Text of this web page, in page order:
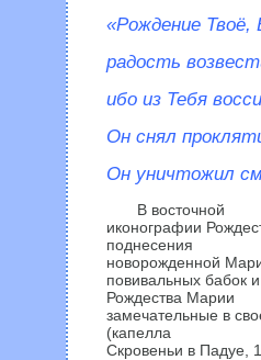
«Рождение Твоё,
радость
ибо из Тебя
Он снял
Он уничтожил
В восточной
иконографии
поднесения
новорожденной
повивальных бабок
Рождества Марии
замечательные в
(капелла
Скровеньи в Падуе,